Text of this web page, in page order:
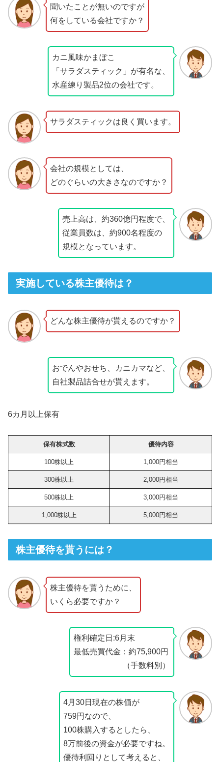
聞いたことが無いのですが
何をしている会社ですか？
カニ風味かまぼこ
「サラダスティック」が有名な、
水産練り製品2位の会社です。
サラダスティックは良く買います。
会社の規模としては、
どのぐらいの大きさなのですか？
売上高は、約360億円程度で、
従業員数は、約900名程度の
規模となっています。
実施している株主優待は？
どんな株主優待が貰えるのですか？
おでんやおせち、カニカマなど、
自社製品詰合せが貰えます。
6カ月以上保有
保有株式数 優待内容
100株以上 1,000円相当
300株以上 2,000円相当
500株以上 3,000円相当
1,000株以上 5,000円相当
株主優待を貰うには？
株主優待を貰うために、
いくら必要ですか？
権利確定日:6月末
最低売買代金：約75,900円
（手数料別）
4月30日現在の株価が
759円なので、
100株購入するとしたら、
8万前後の資金が必要ですね。
優待利回りとして考えると、